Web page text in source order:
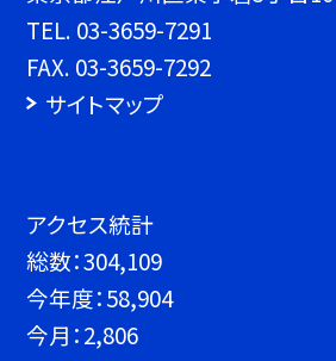
TEL. 03-3659-7291
FAX. 03-3659-7292
サイトマップ
アクセス統計
総数：304,109
今年度：58,904
今月：2,806